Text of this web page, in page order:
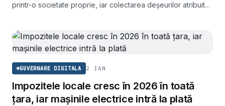
printr-o societate proprie, iar colectarea deșeurilor atribuită
GUVERNARE DIGITALA 2 IAN
Impozitele locale cresc în 2026 în toată
țara, iar mașinile electrice intră la plată